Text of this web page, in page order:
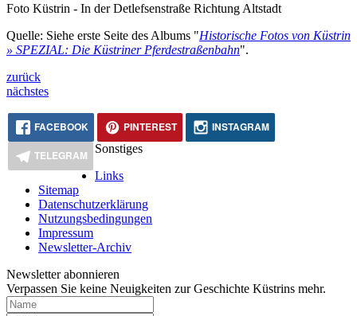
Foto Küstrin - In der Detlefsenstraße Richtung Altstadt
Quelle: Siehe erste Seite des Albums "Historische Fotos von Küstrin
» SPEZIAL: Die Küstriner Pferdestraßenbahn".
zurück
nächstes
FACEBOOK PINTEREST
INSTAGRAM
TELEGRAM
Sonstiges
Links
Sitemap
Datenschutzerklärung
Nutzungsbedingungen
Impressum
Newsletter-Archiv
Newsletter abonnieren
Verpassen Sie keine Neuigkeiten zur Geschichte Küstrins mehr.